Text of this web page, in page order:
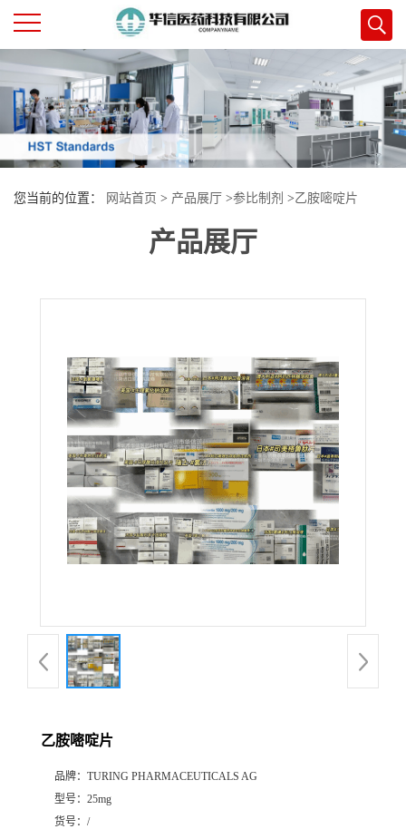
公
司
首
页
司
书
您当前的位置： 网站首页 > 产品展厅 >参比制剂 >乙胺嘧啶片
产品展厅
乙胺嘧啶片
品牌： TURING PHARMACEUTICALS AG
型号： 25mg
货号： /